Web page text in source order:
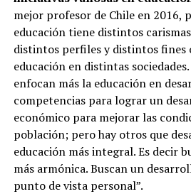
mejor profesor de Chile en 2016,
educación tiene distintos
distintos perfiles y distintos fines
educación en distintas
enfocan más la educación en
competencias para lograr un
económico para mejorar las
población; pero hay otros que
educación más integral. Es decir
más armónica. Buscan un
punto de vista personal”.